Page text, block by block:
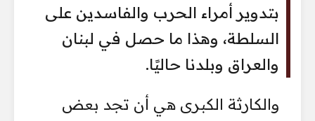
بتدوير أمراء الحرب والفاسدين على
السلطة، وهذا ما حصل في لبنان
والعراق وبلدنا حاليًا.
والكارثة الكبرى هي أن تجد بعض